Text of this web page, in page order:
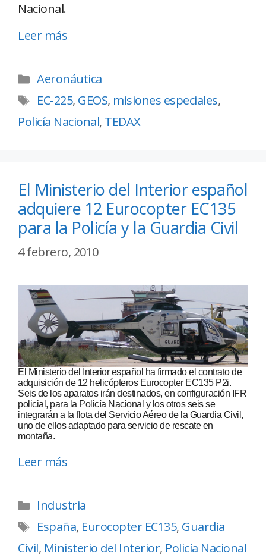
Nacional.
Leer más
Aeronáutica
EC-225, GEOS, misiones especiales,
Policía Nacional, TEDAX
El Ministerio del Interior español
adquiere 12 Eurocopter EC135
para la Policía y la Guardia Civil
4 febrero, 2010
El Ministerio del Interior español ha firmado el contrato de
adquisición de 12 helicópteros Eurocopter EC135 P2i.
Seis de los aparatos irán destinados, en configuración IFR
policial, para la Policía Nacional y los otros seis se
integrarán a la flota del Servicio Aéreo de la Guardia Civil,
uno de ellos adaptado para servicio de rescate en
montaña.
Leer más
Industria
España, Eurocopter EC135, Guardia
Civil, Ministerio del Interior, Policía Nacional